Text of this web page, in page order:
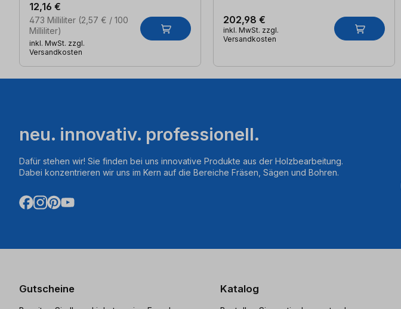
473 Milliliter (2,57 € / 100
Milliliter)
12,16 €
inkl. MwSt. zzgl.
Versandkosten
202,98 €
inkl. MwSt. zzgl.
Versandkosten
neu. innovativ. professionell.
Dafür stehen wir! Sie finden bei uns innovative Produkte aus der Holzbearbeitung.
Dabei konzentrieren wir uns im Kern auf die Bereiche Fräsen, Sägen und Bohren.
Gutscheine Katalog